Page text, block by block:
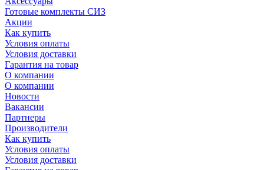
Готовые комплекты СИЗ
Акции
Как купить
Условия оплаты
Условия доставки
Гарантия на товар
О компании
О компании
Новости
Вакансии
Партнеры
Производители
Как купить
Условия оплаты
Условия доставки